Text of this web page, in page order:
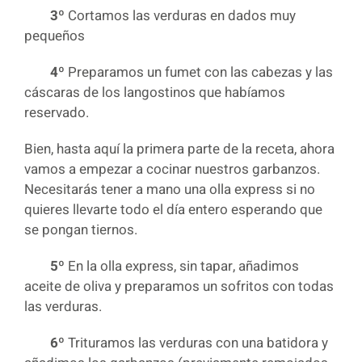
3º Cortamos las verduras en dados muy
pequeños
4º Preparamos un fumet con las cabezas y las
cáscaras de los langostinos que habíamos
reservado.
Bien, hasta aquí la primera parte de la receta, ahora
vamos a empezar a cocinar nuestros garbanzos.
Necesitarás tener a mano una olla express si no
quieres llevarte todo el día entero esperando que
se pongan tiernos.
5º En la olla express, sin tapar, añadimos
aceite de oliva y preparamos un sofritos con todas
las verduras.
6º Trituramos las verduras con una batidora y